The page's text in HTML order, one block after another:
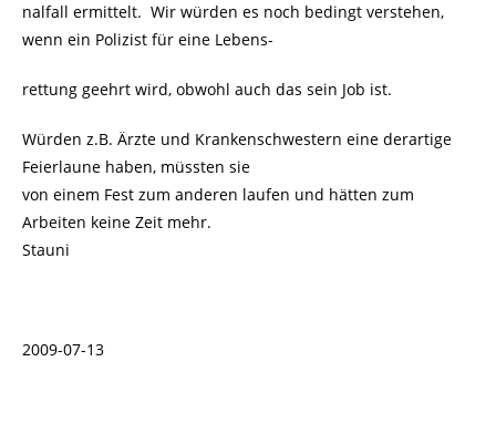
nalfall ermittelt. Wir würden es noch bedingt verstehen,
wenn ein Polizist für eine Lebens-
rettung geehrt wird, obwohl auch das sein Job ist.
Würden z.B. Ärzte und Krankenschwestern eine derartige
Feierlaune haben, müssten sie
von einem Fest zum anderen laufen und hätten zum
Arbeiten keine Zeit mehr.
Stauni
2009-07-13